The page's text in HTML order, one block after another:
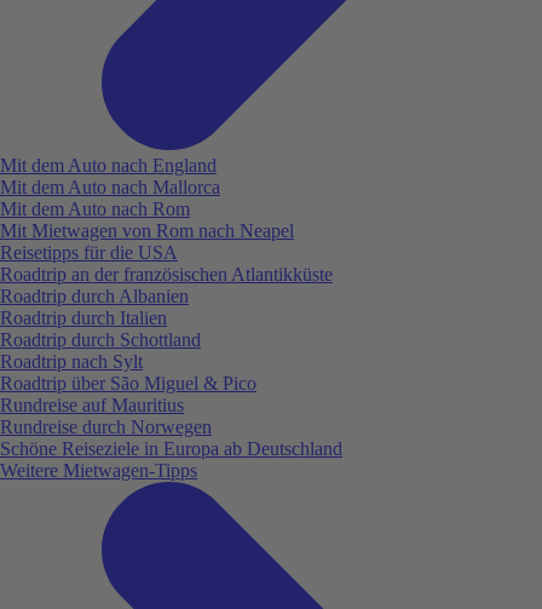
Mit dem Auto nach England
Mit dem Auto nach Mallorca
Mit dem Auto nach Rom
Mit Mietwagen von Rom nach Neapel
Reisetipps für die USA
Roadtrip an der französischen Atlantikküste
Roadtrip durch Albanien
Roadtrip durch Italien
Roadtrip durch Schottland
Roadtrip nach Sylt
Roadtrip über São Miguel & Pico
Rundreise auf Mauritius
Rundreise durch Norwegen
Schöne Reiseziele in Europa ab Deutschland
Weitere Mietwagen-Tipps